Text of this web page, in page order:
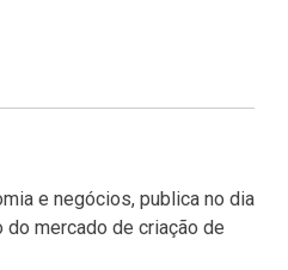
e negócios, publica no dia
do mercado de criação de